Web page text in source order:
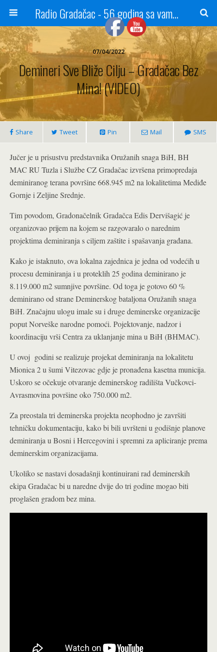
Radio Gradačac - 56 godina sa vama...
07/04/2022
Demineri Sve Bliže Cilju – Gradačac Bez
Mina! (VIDEO)
Share Tweet Pin Mail SMS
Jučer je u prisustvu predstavnika Oružanih snaga BiH, BH
MAC RU Tuzla i Službe CZ Gradačac izvršena primopredaja
deminiranog terana površine 668.945 m2 na lokalitetima Mediđe
Gornje i Zeljine Srednje.
Tim povodom, Gradonačelnik Gradačca Edis Dervišagić je
organizovao prijem na kojem se razgovaralo o narednim
projektima deminiranja s ciljem zaštite i spašavanja građana.
Kako je istaknuto, ova lokalna zajednica je jedna od vodećih u
procesu deminiranja i u proteklih 25 godina deminirano je
8.119.000 m2 sumnjive površine. Od toga je gotovo 60 %
deminirano od strane Deminerskog bataljona Oružanih snaga
BiH. Značajnu ulogu imale su i druge deminerske organizacije
poput Norveške narodne pomoći. Pojektovanje, nadzor i
koordinaciju vrši Centra za uklanjanje mina u BiH (BHMAC).
U ovoj godini se realizuje projekat deminiranja na lokalitetu
Mionica 2 u šumi Vitezovac gdje je pronađena kasetna municija.
Uskoro se očekuje otvaranje deminerskog radilišta Vučkovci-
Avrasmovina površine oko 750.000 m2.
Za preostala tri deminerska projekta neophodno je završiti
tehničku dokumentaciju, kako bi bili uvršteni u godišnje planove
deminiranja u Bosni i Hercegovini i spremni za apliciranje prema
deminerskim organizacijama.
Ukoliko se nastavi dosadašnji kontinuirani rad deminerskih
ekipa Gradačac bi u naredne dvije do tri godine mogao biti
proglašen gradom bez mina.